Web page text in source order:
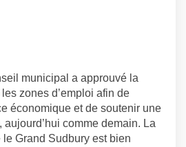
concernant
Stratégie
Stratégie
Stratégie
municipal a approuvé la
zones d’emploi afin de
économique et de soutenir une
comme demain. La
Grand Sudbury est bien